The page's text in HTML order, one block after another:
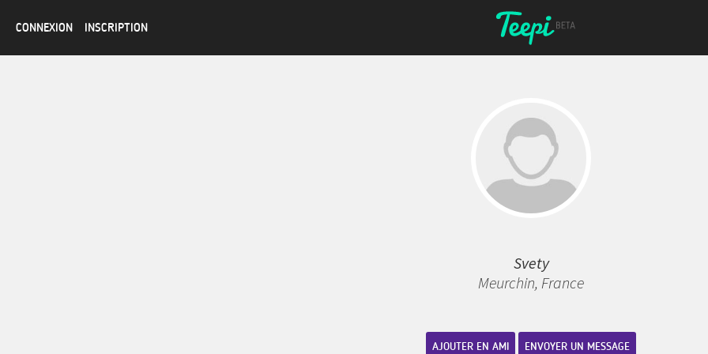
CONNEXION INSCRIPTION
Svety
Meurchin, France
AJOUTER EN AMI ENVOYER UN MESSAGE